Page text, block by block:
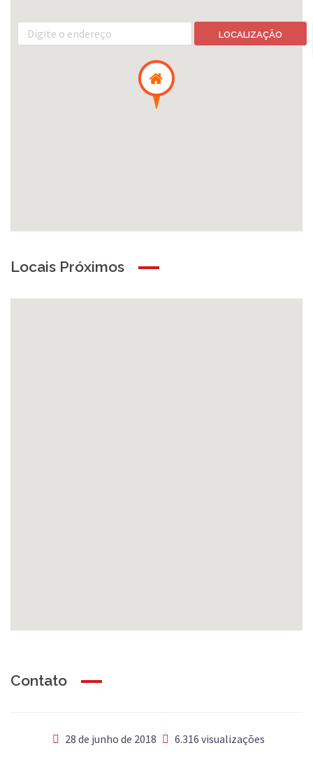
LOCALIZAÇÃO
Locais Próximos
Contato
28 de junho de 2018 6.316 visualizações